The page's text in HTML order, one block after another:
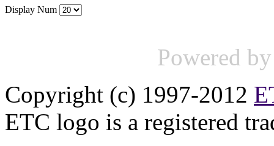
Display Num
Powered
Copyright (c) 1997-2012
ETC logo is a registered